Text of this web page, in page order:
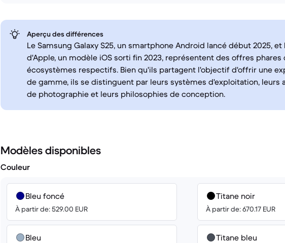
Aperçu des différences
Le Samsung Galaxy S25, un smartphone Android lancé début 2025, et
d'Apple, un modèle iOS sorti fin 2023, représentent des offres phares
écosystèmes respectifs. Bien qu'ils partagent l'objectif d'offrir une
de gamme, ils se distinguent par leurs systèmes d'exploitation, leurs
de photographie et leurs philosophies de conception.
Modèles disponibles
Couleur
Bleu foncé
À partir de: 529.00 EUR
Bleu
Titane noir
À partir de: 670.17 EUR
Titane bleu